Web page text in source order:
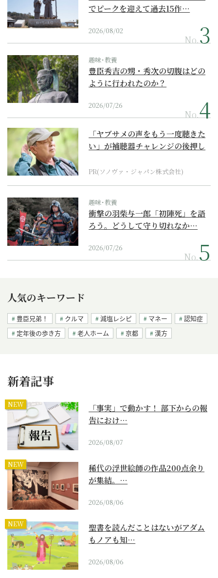
でピークを迎えて過去15作…
2026/08/02
No.
趣味･教養
豊臣秀吉の甥・秀次の切腹はどの
ように行われたのか？
2026/07/26
No.
「ヤブサメの声をもう一度聴きた
い」が補聴器チャレンジの後押し
PR(ソノヴァ・ジャパン株式会社)
趣味･教養
衝撃の羽柴与一郎「初陣死」を語
ろう。どうして守り切れなか…
2026/07/26
No.
人気のキーワード
豊臣兄弟！ クルマ 減塩レシピ マネー
認知症
定年後の歩き方
老人ホーム 京都 漢方
新着記事
NEW
「事実」で動かす！ 部下からの報
告におけ…
2026/08/07
NEW
稀代の浮世絵師の作品200点余り
が集結。…
2026/08/06
NEW
聖書を読んだことはないがアダム
もノアも知…
2026/08/06